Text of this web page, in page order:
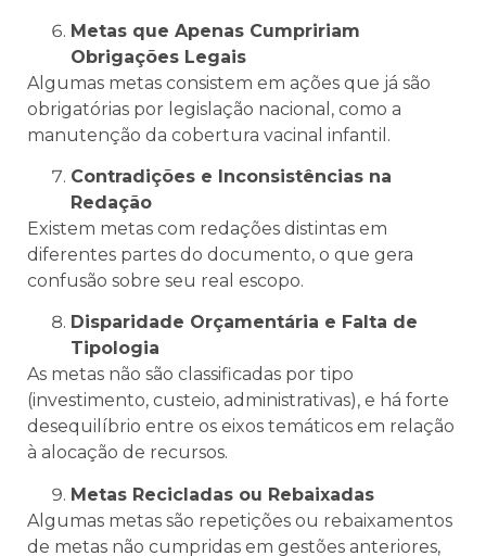
Metas que Apenas Cumpririam
Obrigações Legais
Algumas metas consistem em ações que já são
obrigatórias por legislação nacional, como a
manutenção da cobertura vacinal infantil.
Contradições e Inconsistências na
Redação
Existem metas com redações distintas em
diferentes partes do documento, o que gera
confusão sobre seu real escopo.
Disparidade Orçamentária e Falta de
Tipologia
As metas não são classificadas por tipo
(investimento, custeio, administrativas), e há forte
desequilíbrio entre os eixos temáticos em relação
à alocação de recursos.
Metas Recicladas ou Rebaixadas
Algumas metas são repetições ou rebaixamentos
de metas não cumpridas em gestões anteriores,